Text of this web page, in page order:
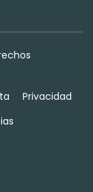
Privacidad